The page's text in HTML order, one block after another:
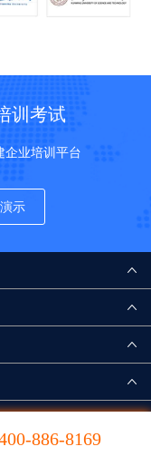
训考试
企业培训平台
示
886-8169